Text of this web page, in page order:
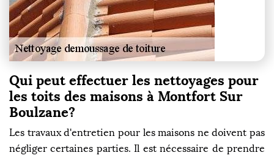
Qui peut effectuer les nettoyages pour
les toits des maisons à Montfort Sur
Boulzane?
Les travaux d'entretien pour les maisons ne doivent pas
négliger certaines parties. Il est nécessaire de prendre